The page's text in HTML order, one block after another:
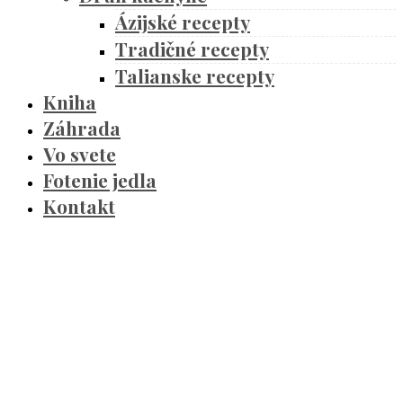
Ázijské recepty
Tradičné recepty
Talianske recepty
Kniha
Záhrada
Vo svete
Fotenie jedla
Kontakt